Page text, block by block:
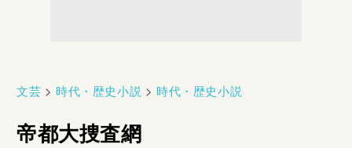
文芸 >時代・歴史小説 >時代・歴史小説
帝都大捜査網